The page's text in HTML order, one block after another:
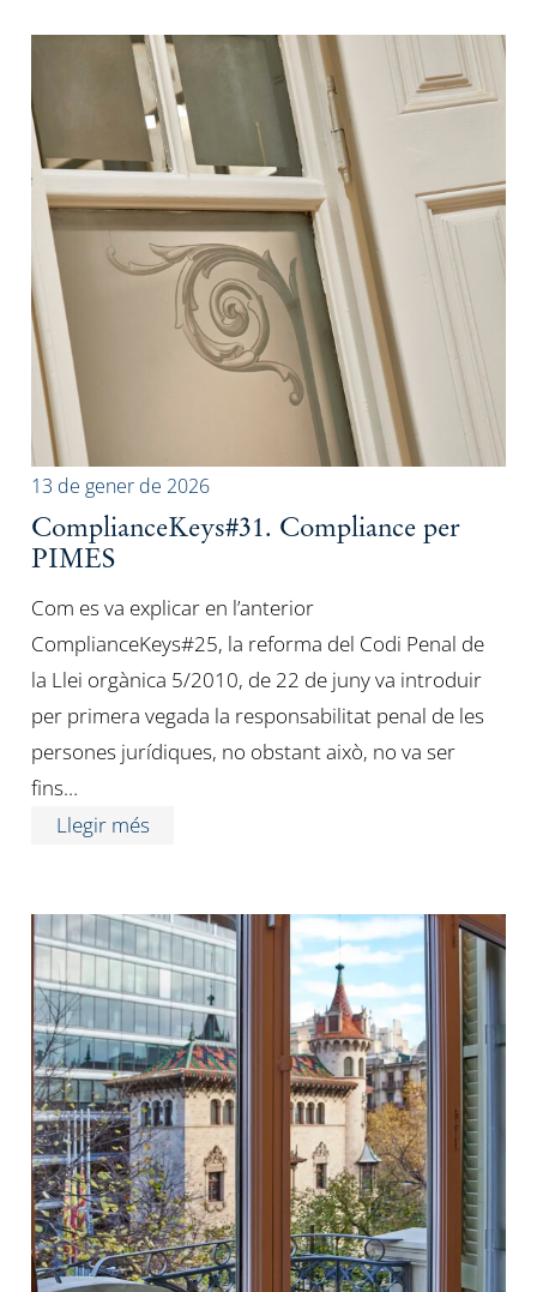
13 de gener de 2026
ComplianceKeys#31. Compliance per
PIMES
Com es va explicar en l’anterior
ComplianceKeys#25, la reforma del Codi Penal de
la Llei orgànica 5/2010, de 22 de juny va introduir
per primera vegada la responsabilitat penal de les
persones jurídiques, no obstant això, no va ser
fins…
Llegir més